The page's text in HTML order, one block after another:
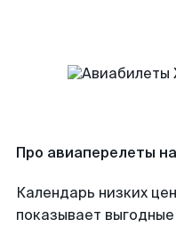
Про авиаперелеты
Календарь низких
показывает